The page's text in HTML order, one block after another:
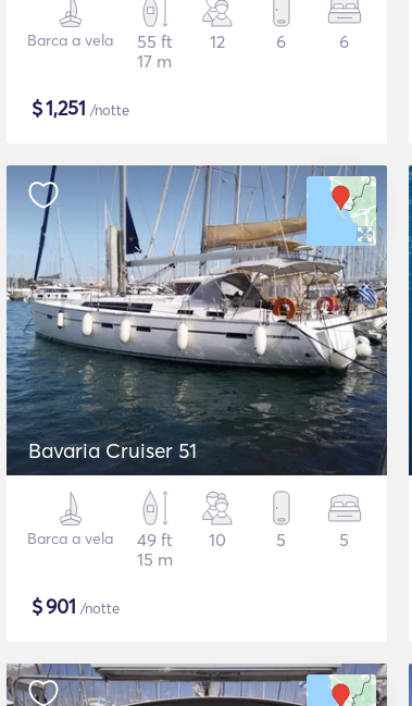
Barca a vela
55 ft
17 m
12 6 6
$1,251 /notte
Bavaria Cruiser 51
Barca a vela
49 ft
15 m
10 5 5
$901 /notte